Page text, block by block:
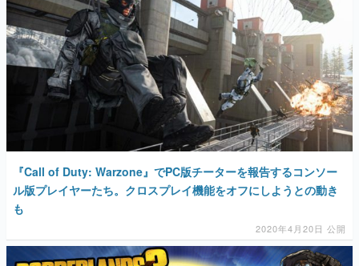
なんでゲームは面白い？
ゲーム開発者・hamatsu氏がゲームの魅力を画面や操作の
具体的な形から解き明かしていく、硬派で骨太な評論連載
です。
ゲームが変えた日本語
「経験値」「裏技」「ラスボス」… ゲームにまつわる言葉
の起源や用法の変遷を、コンピューター文化史研究家・タ
イニーP氏が徹底調査。
カテゴリ
マンガ
『Call of Duty: Warzone』でPC版チーターを報告するコンソー
ル版プレイヤーたち。クロスプレイ機能をオフにしようとの動き
も
2020年4月20日 公開